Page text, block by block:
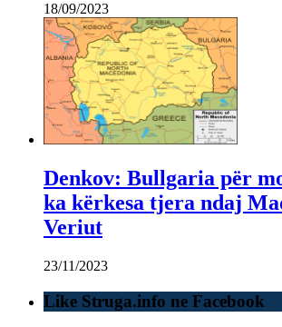
18/09/2023
Denkov: Bullgaria për
ka kërkesa tjera ndaj
Veriut
23/11/2023
Like Struga.info ne Facebook